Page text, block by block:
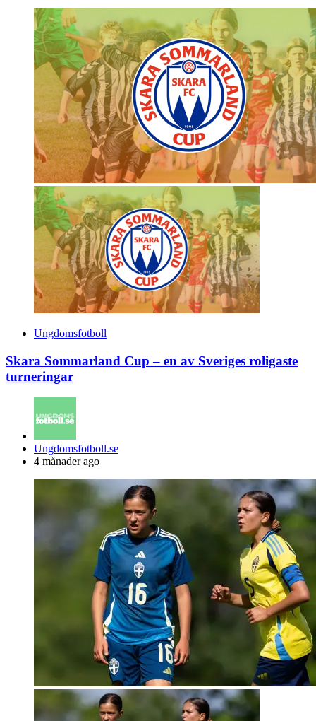
Ungdomsfotboll
Skara Sommarland Cup – en av Sveriges roligaste
turneringar
Posted
by
Ungdomsfotboll.se
4 månader ago